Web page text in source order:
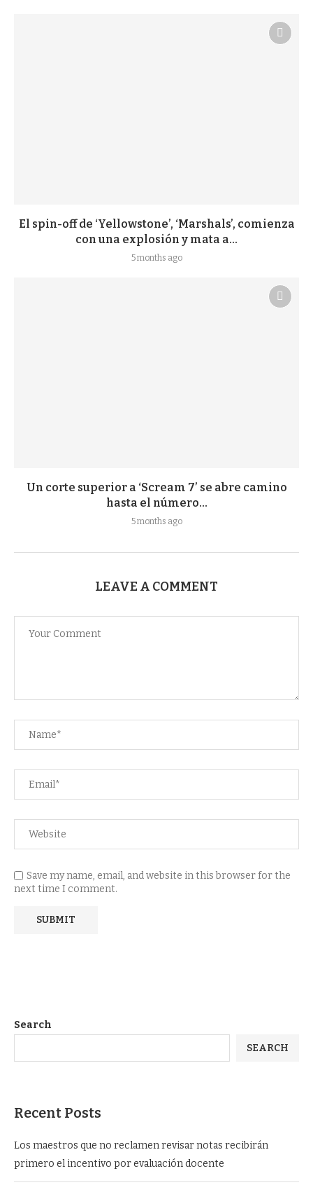
El spin-off de ‘Yellowstone’, ‘Marshals’, comienza
con una explosión y mata a...
5 months ago
Un corte superior a ‘Scream 7’ se abre camino
hasta el número...
5 months ago
LEAVE A COMMENT
Save my name, email, and website in this browser for the
next time I comment.
Search
SEARCH
Recent Posts
Los maestros que no reclamen revisar notas recibirán
primero el incentivo por evaluación docente